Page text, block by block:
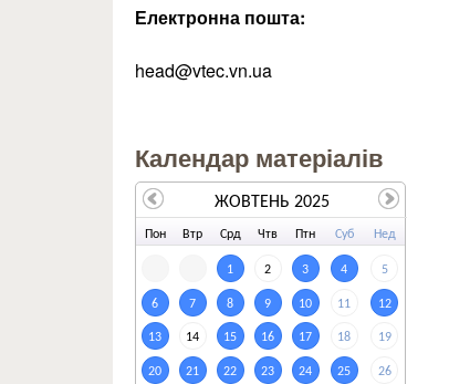
Електронна пошта:
head@vtec.vn.ua
Календар матеріалів
Пон Втр Срд Чтв Птн Суб Нед
1 2 3 4 5
6 7 8 9 10 11 12
13 14 15 16 17 18 19
20 21 22 23 24 25 26
ЖОВТЕНЬ 2025